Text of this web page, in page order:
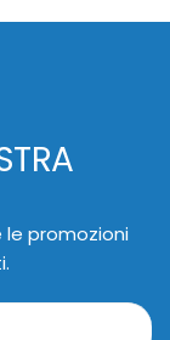
promozioni